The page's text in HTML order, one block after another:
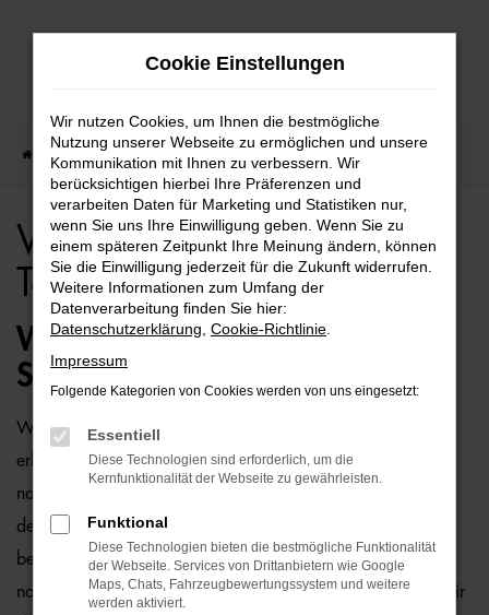
Zum
Startseite Hamburg VW VW Sharan für Hamburg Top Angebote
VW Sharan für Hamburg
Top Angebote
WIE WÄRE ES MIT EINEM VW
SHARAN FÜR HAMBURG?
Wer zu uns und damit zur Auto-Familie Ostermaier kommt,
erhält viele Vorschläge rund um die Mobilität. Das gilt
natürlich auch für Hamburg und Umgebung, wo wir gerne
den VW Sharan empfehlen. Die Rede ist von einem rundum
bewährten und zuverlässigen Fahrzeug, das perfekt zu
nahezu jedem Anspruch in Hamburg passt. Gerne lassen wir
Cookie Einstellungen
Wir nutzen Cookies, um Ihnen die bestmögliche
Nutzung unserer Webseite zu ermöglichen und unsere
Kommunikation mit Ihnen zu verbessern. Wir
berücksichtigen hierbei Ihre Präferenzen und
verarbeiten Daten für Marketing und Statistiken nur,
wenn Sie uns Ihre Einwilligung geben. Wenn Sie zu
einem späteren Zeitpunkt Ihre Meinung ändern, können
Sie die Einwilligung jederzeit für die Zukunft widerrufen.
Weitere Informationen zum Umfang der
Datenverarbeitung finden Sie hier:
Datenschutzerklärung Cookie-Richtlinie
Impressum
Folgende Kategorien von Cookies werden von uns eingesetzt:
Essentiell
Diese Technologien sind erforderlich, um die
Kernfunktionalität der Webseite zu gewährleisten.
Funktional
Diese Technologien bieten die bestmögliche Funktionalität
der Webseite. Services von Drittanbietern wie Google
Maps, Chats, Fahrzeugbewertungssystem und weitere
werden aktiviert.